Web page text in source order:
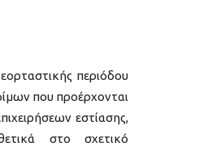
περιόδου
που προέρχονται
εστίασης,
στο σχετικό